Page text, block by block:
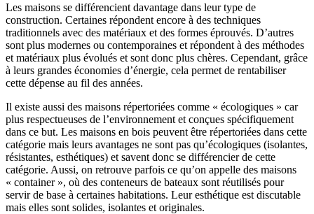
Les maisons se différencient davantage dans leur type de
construction. Certaines répondent encore à des techniques
traditionnels avec des matériaux et des formes éprouvés. D’autres
sont plus modernes ou contemporaines et répondent à des méthodes
et matériaux plus évolués et sont donc plus chères. Cependant, grâce
à leurs grandes économies d’énergie, cela permet de rentabiliser
cette dépense au fil des années.
Il existe aussi des maisons répertoriées comme « écologiques » car
plus respectueuses de l’environnement et conçues spécifiquement
dans ce but. Les maisons en bois peuvent être répertoriées dans cette
catégorie mais leurs avantages ne sont pas qu’écologiques (isolantes,
résistantes, esthétiques) et savent donc se différencier de cette
catégorie. Aussi, on retrouve parfois ce qu’on appelle des maisons
« container », où des conteneurs de bateaux sont réutilisés pour
servir de base à certaines habitations. Leur esthétique est discutable
mais elles sont solides, isolantes et originales.